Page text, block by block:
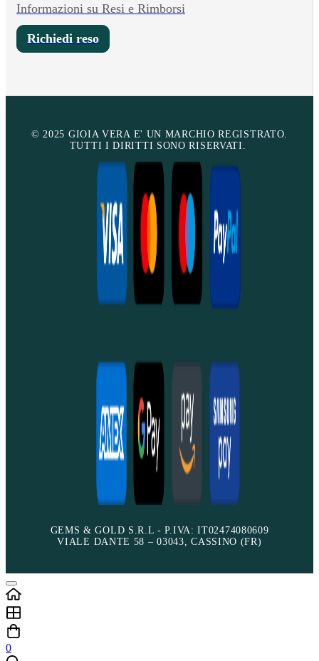
Informazioni su Resi e Rimborsi
Richiedi reso
© 2025 GIOIA VERA E' UN MARCHIO REGISTRATO.
TUTTI I DIRITTI SONO RISERVATI.
GEMS & GOLD S.R.L - P.IVA: IT02474080609
VIALE DANTE 58 – 03043, CASSINO (FR)
0